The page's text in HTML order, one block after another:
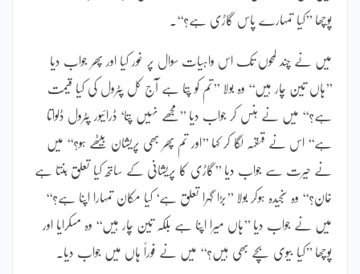
پوچھا ’’کیا تمہارے پاس گاڑی ہے؟‘‘۔
میں نے چند لمحوں تک اس واہیات سوال پر غور کیا اور پھر جواب دیا
’’ہاں تین چار ہیں‘‘ وہ بولا ’’تم کو پتا ہے آج کل پٹرول کی کیا قیمت
ہے؟‘‘ میں نے ہنس کر جواب دیا ’’مجھے نہیں پتا‘ ڈرائیور پٹرول ڈلواتا
ہے‘‘ اس نے قہقہہ لگا کر کہا ’’اور تم پھر بھی پریشان بیٹھے ہو؟‘‘ میں
نے حیرت سے جواب دیا ’’گاڑی کا پریشانی کے ساتھ کیا تعلق بنتا ہے
خان؟‘‘ وہ سنجیدہ ہوکر بولا ’’بڑا گہرا تعلق ہے‘ کیا مکان تمہارا اپنا ہے؟‘‘
میں نے جواب دیا ’’ہاں میرا اپنا ہے بلکہ تین چار ہیں‘‘ وہ مسکرایا اور
پوچھا ’’کیا بیوی بچے بھی ہیں؟‘‘ میں نے فوراً ہاں میں جواب دیا۔